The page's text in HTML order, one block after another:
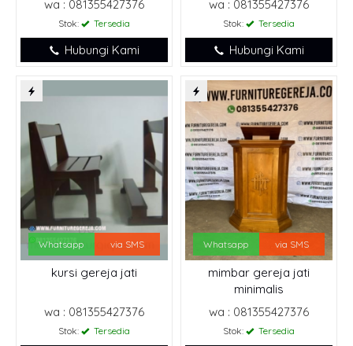
wa : 081355427376
Stok: Tersedia
Hubungi Kami
wa : 081355427376
Stok: Tersedia
Hubungi Kami
Whatsapp via SMS
kursi gereja jati
wa : 081355427376
Stok: Tersedia
Whatsapp via SMS
mimbar gereja jati
minimalis
wa : 081355427376
Stok: Tersedia